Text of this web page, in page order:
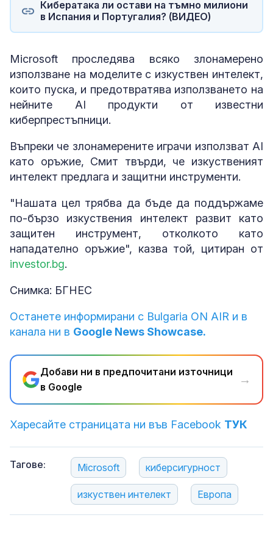
Кибератака ли остави на тъмно милиони
в Испания и Португалия? (ВИДЕО)
Microsoft проследява всяко злонамерено
използване на моделите с изкуствен интелект,
които пуска, и предотвратява използването на
нейните AI продукти от известни
киберпрестъпници.
Въпреки че злонамерените играчи използват AI
като оръжие, Смит твърди, че изкуственият
интелект предлага и защитни инструменти.
"Нашата цел трябва да бъде да поддържаме
по-бързо изкуствения интелект развит като
защитен инструмент, отколкото като
нападателно оръжие", казва той, цитиран от
investor.bg.
Снимка: БГНЕС
Останете информирани с Bulgaria ON AIR и в
канала ни в Google News Showcase.
Добави ни в предпочитани източници
в Google
→
Харесайте страницата ни във Facebook ТУК
Тагове: Microsoft киберсигурност
изкуствен интелект Европа